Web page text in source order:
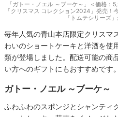
「ガトー・ノエル ～ブーケ～」＜価格
「クリスマス コレクション2024」発売！
「トムテシリーズ」
毎年人気の青山本店限定クリスマ
わいのショートケーキと洋酒を使
類が登場しました。配送可能の商
い方へのギフトにもおすすめです。
ガトー・ノエル ～ブーケ～
ふわふわのスポンジとシャンティ